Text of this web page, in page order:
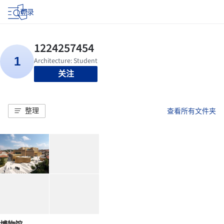
登录
关注
整理 查看所有文件夹